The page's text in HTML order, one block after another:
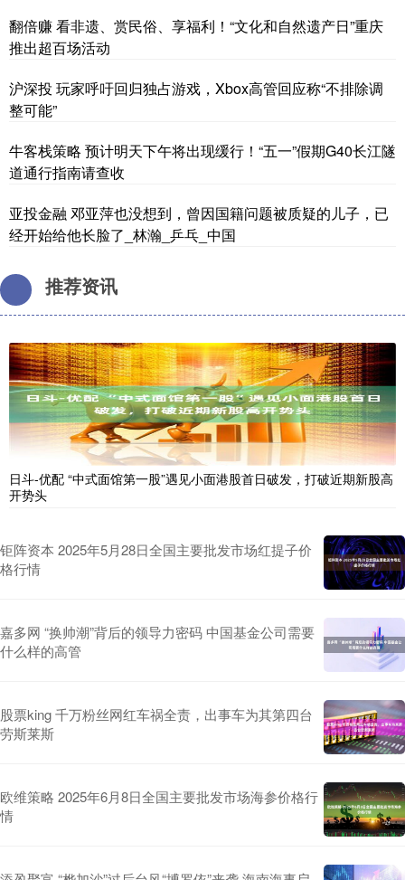
翻倍赚 看非遗、赏民俗、享福利！“文化和自然遗产日”重庆
推出超百场活动
沪深投 玩家呼吁回归独占游戏，Xbox高管回应称“不排除调
整可能”
牛客栈策略 预计明天下午将出现缓行！“五一”假期G40长江隧
道通行指南请查收
亚投金融 邓亚萍也没想到，曾因国籍问题被质疑的儿子，已
经开始给他长脸了_林瀚_乒乓_中国
推荐资讯
日斗-优配 “中式面馆第一股”遇见小面港股首日破发，打破近期新股高
开势头
钜阵资本 2025年5月28日全国主要批发市场红提子价
格行情
嘉多网 “换帅潮”背后的领导力密码 中国基金公司需要
什么样的高管
股票king 千万粉丝网红车祸全责，出事车为其第四台
劳斯莱斯
欧维策略 2025年6月8日全国主要批发市场海参价格行
情